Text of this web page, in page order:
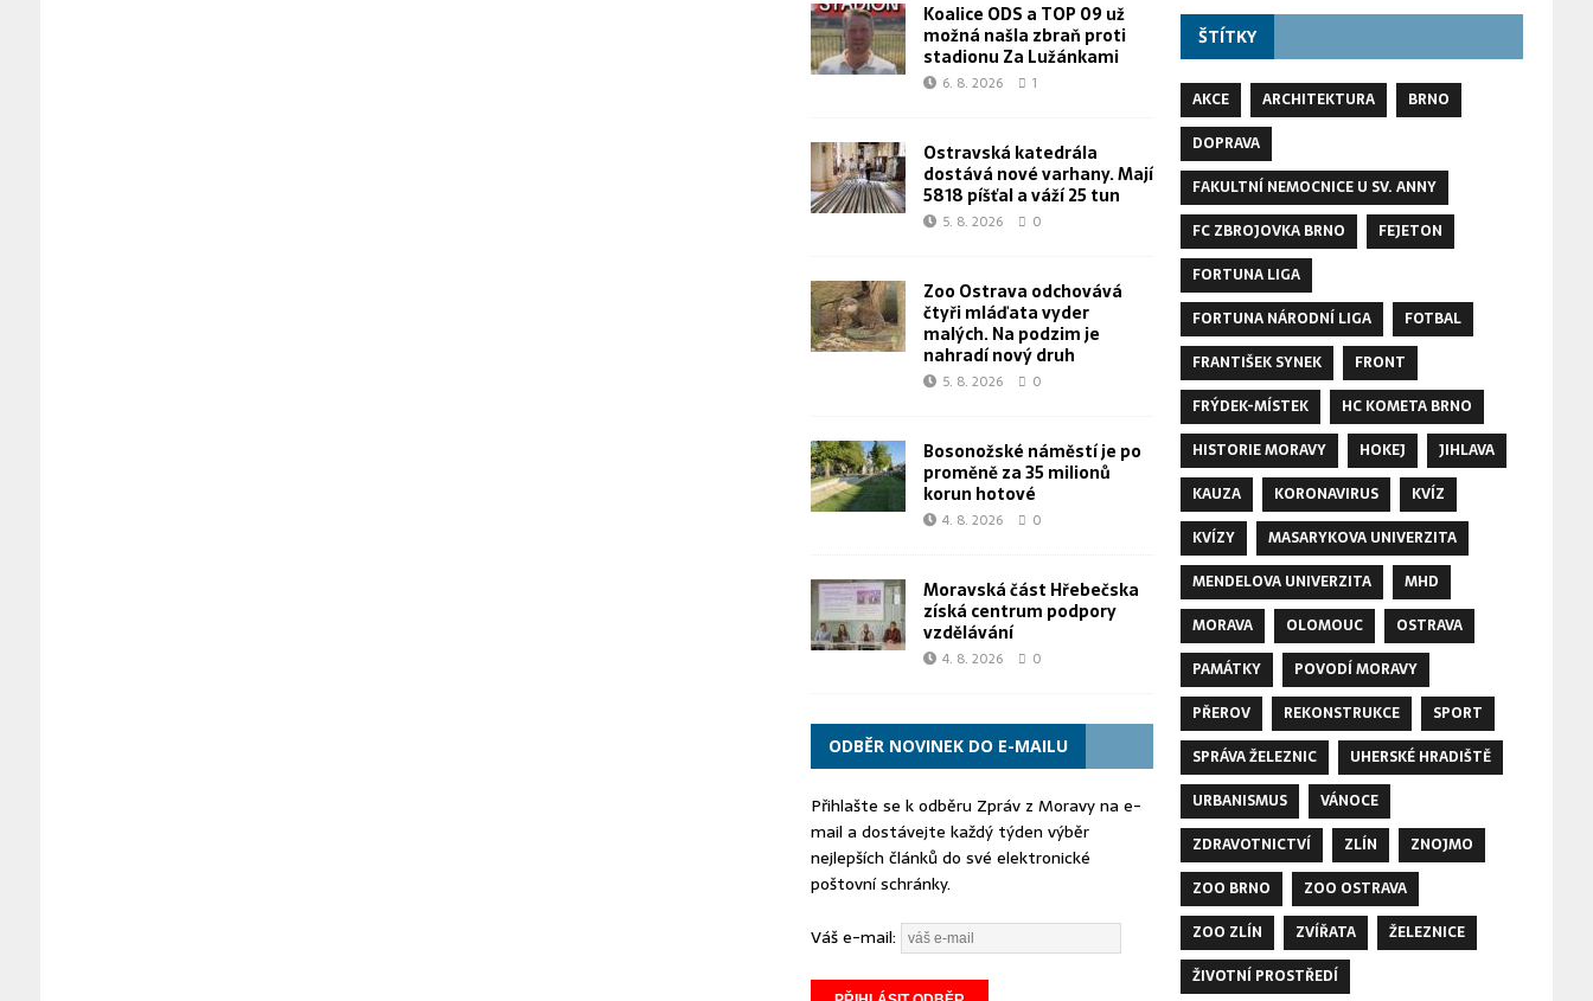
Koalice ODS a TOP 09 už
možná našla zbraň proti
stadionu Za Lužánkami
6. 8. 2026 1
Ostravská katedrála
dostává nové varhany. Mají
5818 píšťal a váží 25 tun
5. 8. 2026 0
Zoo Ostrava odchovává
čtyři mláďata vyder
malých. Na podzim je
nahradí nový druh
5. 8. 2026 0
Bosonožské náměstí je po
proměně za 35 milionů
korun hotové
4. 8. 2026 0
Moravská část Hřebečska
získá centrum podpory
vzdělávání
4. 8. 2026 0
ODBĚR NOVINEK DO E-MAILU
Přihlašte se k odběru Zpráv z Moravy na e-
mail a dostávejte každý týden výběr
nejlepších článků do své elektronické
poštovní schránky.
Váš e-mail:
ŠTÍTKY
AKCE ARCHITEKTURA
BRNO
DOPRAVA
FAKULTNÍ NEMOCNICE U SV. ANNY
FC ZBROJOVKA BRNO
FEJETON
FORTUNA LIGA
FORTUNA NÁRODNÍ LIGA
FOTBAL
FRANTIŠEK SYNEK
FRONT
FRÝDEK-MÍSTEK
HC KOMETA BRNO
HISTORIE MORAVY
HOKEJ
JIHLAVA
KAUZA
KORONAVIRUS
KVÍZ
KVÍZY
MASARYKOVA UNIVERZITA
MENDELOVA UNIVERZITA
MHD
MORAVA
OLOMOUC
OSTRAVA
PAMÁTKY
POVODÍ MORAVY
PŘEROV
REKONSTRUKCE
SPORT
SPRÁVA ŽELEZNIC
UHERSKÉ HRADIŠTĚ
URBANISMUS
VÁNOCE
ZDRAVOTNICTVÍ
ZLÍN
ZNOJMO
ZOO BRNO
ZOO OSTRAVA
ZOO ZLÍN
ZVÍŘATA
ŽELEZNICE
ŽIVOTNÍ PROSTŘEDÍ